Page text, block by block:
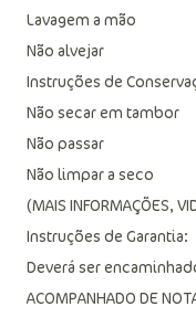
Lavagem a mão
Não alvejar
Instruções de
Não secar em tambor
Não passar
Não limpar a seco
(MAIS INFORMAÇÕES,
Instruções de Garantia:
Deverá ser
ACOMPANHADO DE